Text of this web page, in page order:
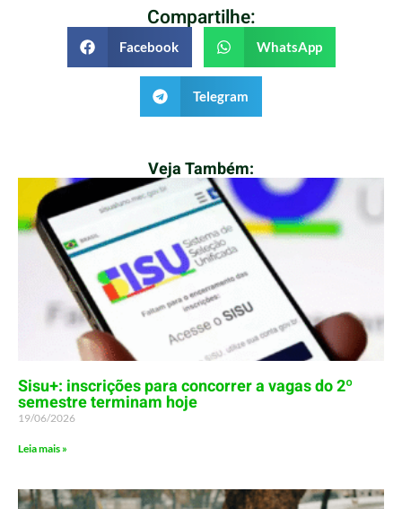
Compartilhe:
Facebook WhatsApp
Telegram
Veja Também:
Sisu+: inscrições para concorrer a vagas do 2º
semestre terminam hoje
19/06/2026
Leia mais »